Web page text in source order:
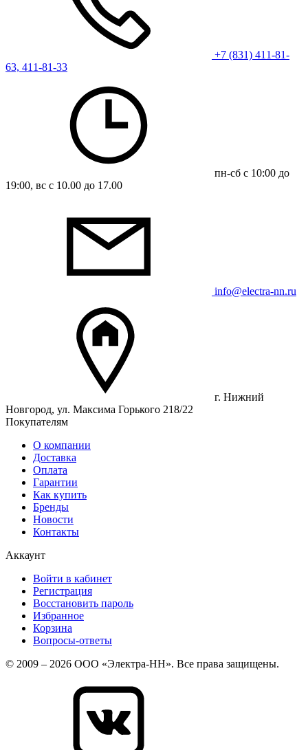
+7 (831) 411-81-
63, 411-81-33
пн-сб с 10:00 до
19:00, вс с 10.00 до 17.00
info@electra-nn.ru
г. Нижний
Новгород, ул. Максима Горького 218/22
Покупателям
О компании
Доставка
Оплата
Гарантии
Как купить
Бренды
Новости
Контакты
Аккаунт
Войти в кабинет
Регистрация
Восстановить пароль
Избранное
Корзина
Вопросы-ответы
© 2009 – 2026 ООО «Электра-НН». Все права защищены.